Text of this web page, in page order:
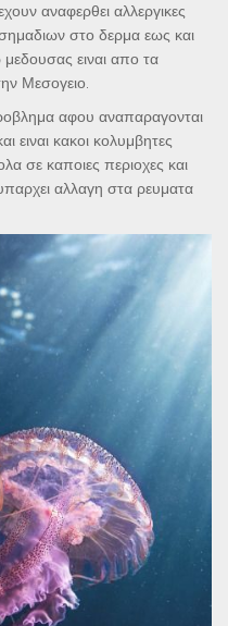
αναφερθει αλλεργικες
στο δερμα εως και
ειναι απο τα
Μεσογειο.
αφου αναπαραγονται
ειναι κακοι κολυμβητες
σε καποιες περιοχες και
αλλαγη στα ρευματα